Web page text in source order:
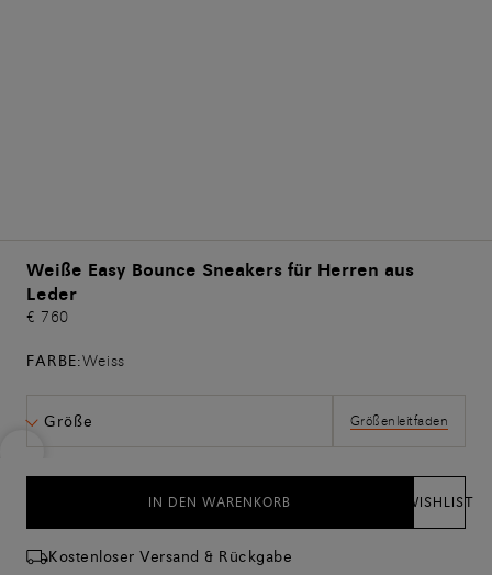
Weiße Easy Bounce Sneakers für Herren aus
Leder
€ 760
FARBE:Weiss
Größe Größenleitfaden
IN DEN WARENKORB WISHLIST
Kostenloser Versand & Rückgabe